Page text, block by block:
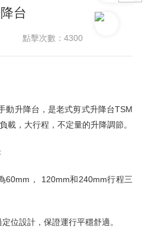
台
點擊次數：4300
動升降台，是老式剪式升降台TSM
載，大行程，不定量的升降調節。
60mm， 120mm和240mm行程三
位設計，保證運行平穩舒適。